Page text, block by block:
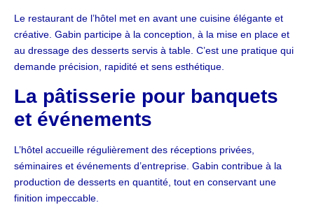
Le restaurant de l’hôtel met en avant une cuisine élégante et
créative. Gabin participe à la conception, à la mise en place et
au dressage des desserts servis à table. C’est une pratique qui
demande précision, rapidité et sens esthétique.
La pâtisserie pour banquets
et événements
L’hôtel accueille régulièrement des réceptions privées,
séminaires et événements d’entreprise. Gabin contribue à la
production de desserts en quantité, tout en conservant une
finition impeccable.